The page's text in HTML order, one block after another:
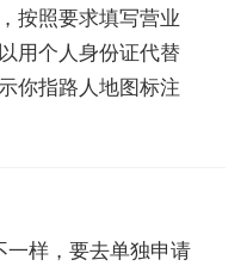
按照要求填写营业
用个人身份证代替
你指路人地图标注
一样，要去单独申请